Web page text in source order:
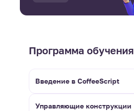
Программа обучения
Введение в CoffeeScript
Управляющие конструкции